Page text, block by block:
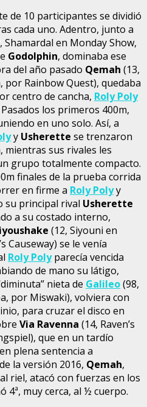
de 10 participantes se dividió
cada uno. Adentro, junto a
Shamardal en Monday Show,
Godolphin, dominaba ese
del año pasado Qemah (13,
por Rainbow Quest), quedaba
centro de cancha, Roly Poly
los primeros 400m,
en uno solo. Así, a
y Usherette se trenzaron
sus rivales les
grupo totalmente compacto.
finales de la prueba corrida
en firme a Roly Polyy
su principal rival Usherette
a su costado interno,
(12, Siyouni en
Causeway) se le venía
Roly Polyparecía vencida
de mano su látigo,
nieta de Galileo(98,
por Miswaki), volviera con
para cruzar el disco en
Via Ravenna (14, Raven’s
que en un tardío
plena sentencia a
la versión 2016, Qemah,
riel, atacó con fuerzas en los
muy cerca, al ½ cuerpo.